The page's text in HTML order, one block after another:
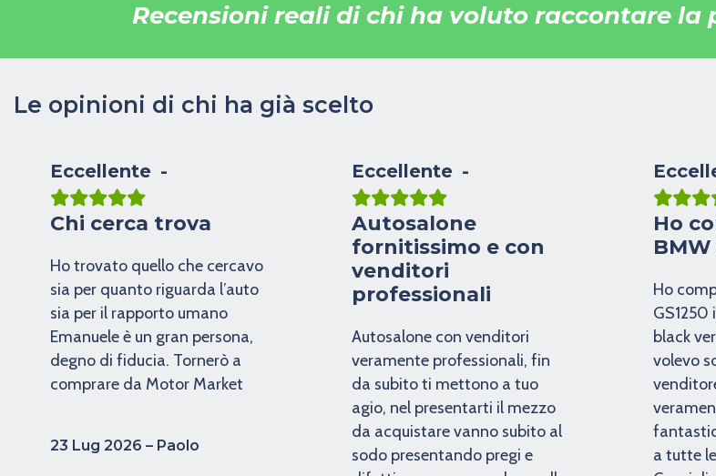
Recensioni reali di chi ha voluto raccontare
Le opinioni di chi ha già scelto
23 Lug 2026 – Paolo
Chi cerca trova
Ho trovato quello che cercavo
sia per quanto riguarda l’auto
sia per il rapporto umano
Emanuele è un gran persona,
degno di fiducia. Tornerò a
comprare da Motor Market
Eccellente
Autosalone
fornitissimo e con
venditori
professionali
Autosalone con venditori
veramente professionali, fin
da subito ti mettono a tuo
agio, nel presentarti il mezzo
da acquistare vanno subito al
sodo presentando pregi e
Eccellente
Ho
BMW
Ho
black
volevo
a tutte